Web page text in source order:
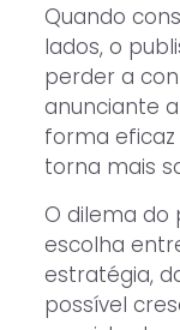
Quando
lados, o
perder a
anunciante
forma
torna mais
O dilema do
escolha
estratégia,
possível